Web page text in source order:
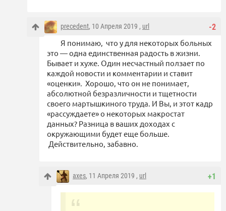
-2
precedent, 10 Апреля 2019 , url
Я понимаю, что у для некоторых больных
это — одна единственная радость в жизни.
Бывает и хуже. Один несчастный ползает по
каждой новости и комментарии и ставит
«оценки». Хорошо, что он не понимает,
абсолютной безразличности и тщетности
своего мартышкиного труда. И Вы, и этот кадр
«рассуждаете» о некоторых макростат
данных? Разница в ваших доходах с
окружающими будет еще больше.
Действительно, забавно.
+1
axes, 11 Апреля 2019 , url